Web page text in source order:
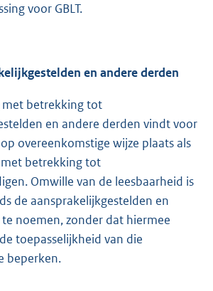
voor GBLT.
en andere derden
met betrekking tot
en andere derden vindt voor
overeenkomstige wijze plaats als
betrekking tot
Omwille van de leesbaarheid is
de aansprakelijkgestelden en
noemen, zonder dat hiermee
toepasselijkheid van die
beperken.